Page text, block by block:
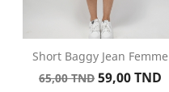
Short Baggy Jean Femme
Prix
65,00 TND Prix
59,00 TND